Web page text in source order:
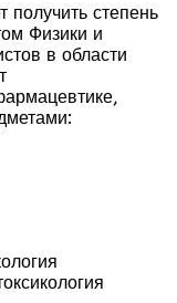
получить степень
Физики и
в области